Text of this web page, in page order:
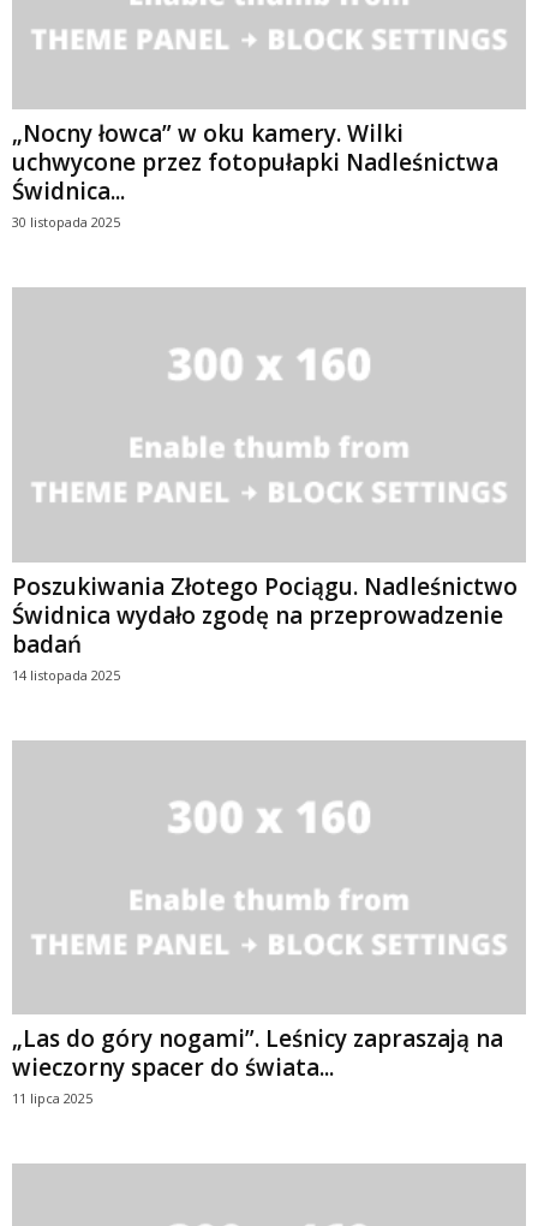
„Nocny łowca” w oku kamery. Wilki
uchwycone przez fotopułapki Nadleśnictwa
Świdnica...
30 listopada 2025
Poszukiwania Złotego Pociągu. Nadleśnictwo
Świdnica wydało zgodę na przeprowadzenie
badań
14 listopada 2025
„Las do góry nogami”. Leśnicy zapraszają na
wieczorny spacer do świata...
11 lipca 2025